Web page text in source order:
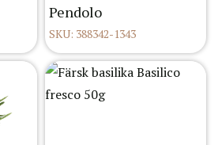
Pendolo
SKU: 388342-1343